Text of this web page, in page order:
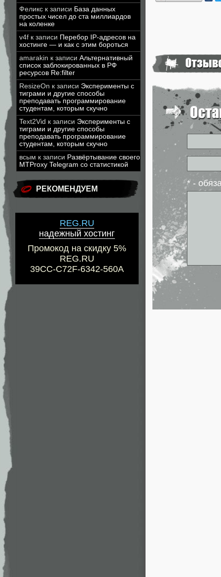
Феликс к записи База данных
простых чисел до ста миллиардов
на коленке
v4f к записи Перебор IP-адресов на
хостинге — и как с этим бороться
amarakin к записи Альтернативный
список заблокированных в РФ
ресурсов Re:filter
ResizeOn к записи Эксперименты с
тиграми и другие способы
преподавать программирование
студентам, которым скучно
Text2Vid к записи Эксперименты с
тиграми и другие способы
преподавать программирование
студентам, которым скучно
всым к записи Развёртывание своего
MTProxy Telegram со статистикой
РЕКОМЕНДУЕМ
REG.RU
надежный хостинг
Промокод на скидку 5%
REG.RU
39CC-C72F-6342-560A
* -